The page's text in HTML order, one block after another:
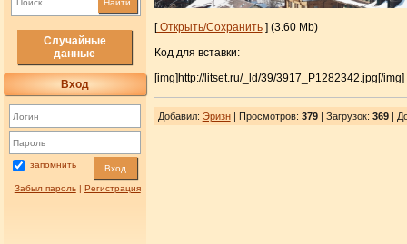
Найти
Случайные
данные
Вход
запомнить Вход
Забыл пароль| Регистрация
[Открыть/Сохранить] (3.60 Mb)
Код для вставки:
[img]http://litset.ru/_ld/39/3917_P1282342.jpg[/img]
Добавил: Эризн| Просмотров: 379| Загрузок: 369|